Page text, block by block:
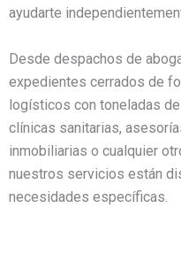
ayudarte
Desde despachos de
expedientes cerrados de
logísticos con toneladas
clínicas sanitarias,
inmobiliarias o cualquier
nuestros servicios están
necesidades específicas.